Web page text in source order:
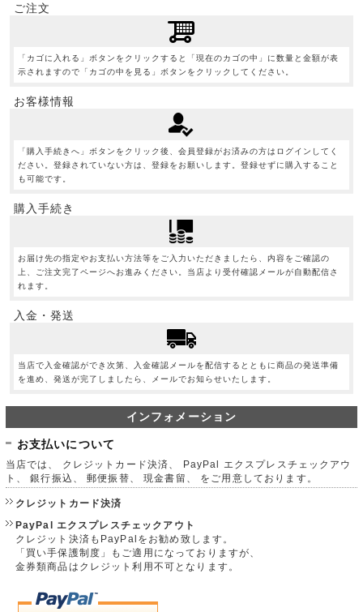
ご注文
「カゴに入れる」ボタンをクリックすると「現在のカゴの中」に数量と金額が表
示されますので「カゴの中を見る」ボタンをクリックしてください。
お客様情報
「購入手続きへ」ボタンをクリック後、会員登録がお済みの方はログインしてく
ださい。登録されていない方は、登録をお願いします。登録せずに購入すること
も可能です。
購入手続き
お届け先の指定やお支払い方法等をご入力いただきましたら、内容をご確認の
上、ご注文完了ページへお進みください。当店より受付確認メールが自動配信さ
れます。
入金・発送
当店で入金確認ができ次第、入金確認メールを配信するとともに商品の発送準備
を進め、発送が完了しましたら、メールでお知らせいたします。
インフォメーション
お支払いについて
当店では、 クレジットカード決済、 PayPal エクスプレスチェックアウ
ト、 銀行振込、 郵便振替、 現金書留、 をご用意しております。
クレジットカード決済
PayPal エクスプレスチェックアウト
クレジット決済もPayPalをお勧め致します。
「買い手保護制度」もご適用になっておりますが、
金券類商品はクレジット利用不可となります。